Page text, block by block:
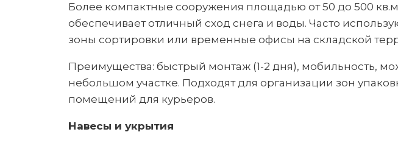
Более компактные сооружения площадью от 50 до 500
обеспечивает отличный сход снега и воды. Часто
зоны сортировки или временные офисы на складской
Преимущества: быстрый монтаж (1-2 дня), мобильность,
небольшом участке. Подходят для организации зон
помещений для курьеров.
Навесы и укрытия